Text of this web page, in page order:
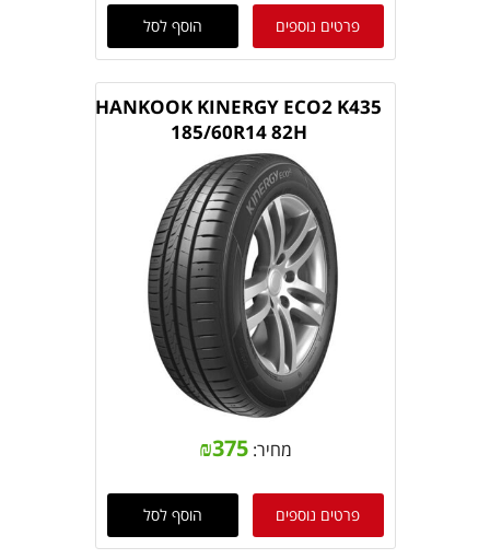
פרטים נוספים הוסף לסל
HANKOOK KINERGY ECO2 K435
185/60R14 82H
מחיר: ₪375
פרטים נוספים הוסף לסל